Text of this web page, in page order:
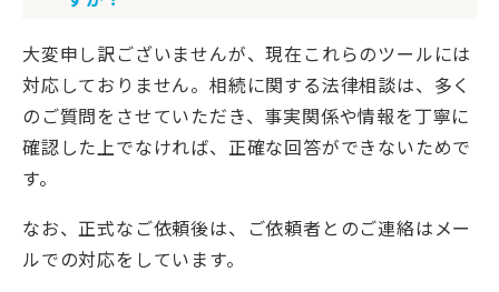
大変申し訳ございませんが、現在これらのツールには
対応しておりません。相続に関する法律相談は、多く
のご質問をさせていただき、事実関係や情報を丁寧に
確認した上でなければ、正確な回答ができないためで
す。
なお、正式なご依頼後は、ご依頼者とのご連絡はメー
ルでの対応をしています。